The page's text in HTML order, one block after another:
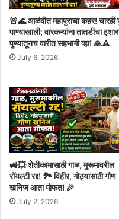
🚨🌊 आळंदीत महापुराचा कहर! चारही
पाण्याखाली; वारकऱ्यांना तातडीचा
पुण्यातूनच वारीत सहभागी व्हा! 🙏⚠️
July 6, 2026
🚜💥 शेतीकामासाठी गाळ, मुरूमावरील
रॉयल्टी रद्द! 🏞️ विहीर, गोठ्यासाठी गौण
खनिज आता मोफत! 🎉
July 2, 2026